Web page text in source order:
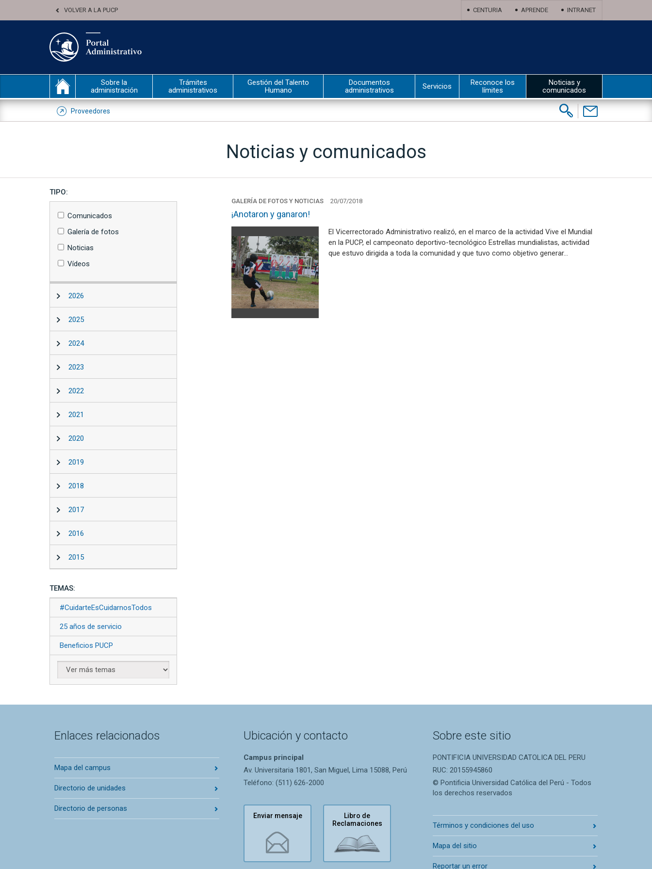
VOLVER A LA PUCP CENTURIA APRENDE INTRANET
Sobre la
administración
Trámites
administrativos
Gestión del Talento
Humano
Documentos
administrativos
Servicios
Reconoce los
límites
Noticias y
comunicados
Proveedores Buscar:
Contáctenos
Noticias y comunicados
TIPO:
Comunicados
Galería de fotos
Noticias
Vídeos
2026
2025
2024
2023
2022
2021
2020
2019
2018
2017
2016
2015
TEMAS:
#CuidarteEsCuidarnosTodos
25 años de servicio
Beneficios PUCP
GALERÍA DE FOTOS Y NOTICIAS 20/07/2018
¡Anotaron y ganaron!
El Vicerrectorado Administrativo realizó, en el marco de la actividad Vive el Mundial
en la PUCP, el campeonato deportivo-tecnológico Estrellas mundialistas, actividad
que estuvo dirigida a toda la comunidad y que tuvo como objetivo generar…
Enlaces relacionados
Mapa del campus
Directorio de unidades
Directorio de personas
Ubicación y contacto
Campus principal
Av. Universitaria 1801, San Miguel, Lima 15088, Perú
Teléfono: (511) 626-2000
Enviar mensaje
Libro de
Reclamaciones
Sobre este sitio
PONTIFICIA UNIVERSIDAD CATOLICA DEL PERU
RUC: 20155945860
© Pontificia Universidad Católica del Perú - Todos
los derechos reservados
Términos y condiciones del uso
Mapa del sitio
Reportar un error